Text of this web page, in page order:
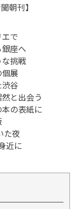
朝刊】
で
座へ
挑戦
展
谷
と出会う
の表紙に
夜
近に